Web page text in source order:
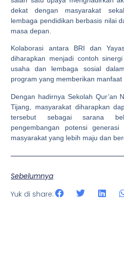
dekat dengan masyarakat
lembaga pendidikan berbasis nilai
masa depan.
Kolaborasi antara BRI dan
diharapkan menjadi contoh
usaha dan lembaga sosial
program yang memberikan
Dengan hadirnya Sekolah Qur’an
Tijang, masyarakat diharapkan
tersebut sebagai sarana
pengembangan potensi
masyarakat yang lebih maju dan
Sebelumnya
Yuk di share: